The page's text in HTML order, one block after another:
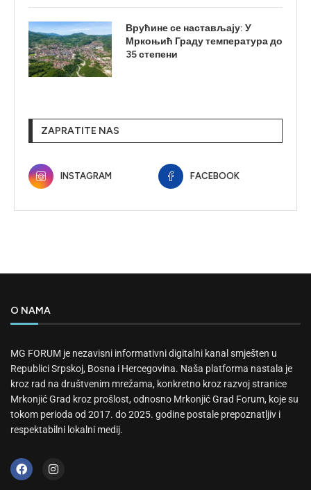
Врућине се настављају: У
Мркоњић Граду температура до
35 степени
ZAPRATITE NAS
INSTAGRAM FACEBOOK
O NAMA
MG FORUM je nezavisni informativni digitalni kanal smješten u
Republici Srpskoj, Bosna i Hercegovina. Naša platforma nastala je
kroz rad na društvenim mrežama, konkretno kroz razvoj stranice
Mrkonjić Grad kroz prošlost, odnosno Mrkonjić Grad Forum, koje su
tokom perioda od 2017. do 2025. godine postale prepoznatljiv i
respektabilni lokalni medij.